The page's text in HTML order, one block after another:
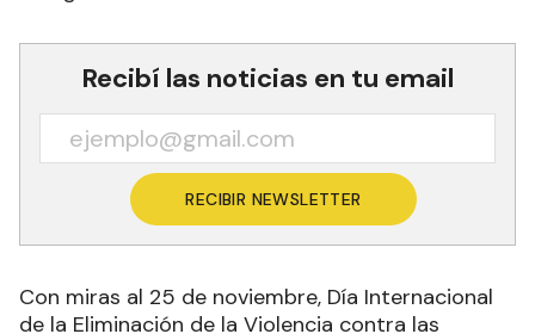
Recibí las noticias en tu email
RECIBIR NEWSLETTER
Con miras al 25 de noviembre, Día Internacional
de la Eliminación de la Violencia contra las